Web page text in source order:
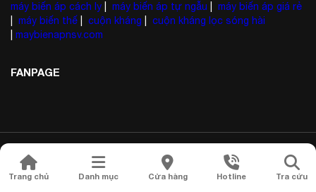
máy biến áp cách ly
máy biến áp tự ngẫu
máy biến áp giá rẻ
máy biến thế cuộn kháng
cuộn kháng lọc sóng hài
maybienapnsv.com
FANPAGE
Trang chủ Danh mục Cửa hàng Hotline Tra cứu